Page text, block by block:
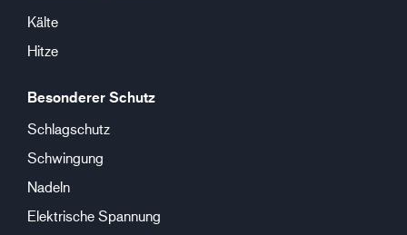
Kälte
Hitze
Besonderer Schutz
Schlagschutz
Schwingung
Nadeln
Elektrische Spannung